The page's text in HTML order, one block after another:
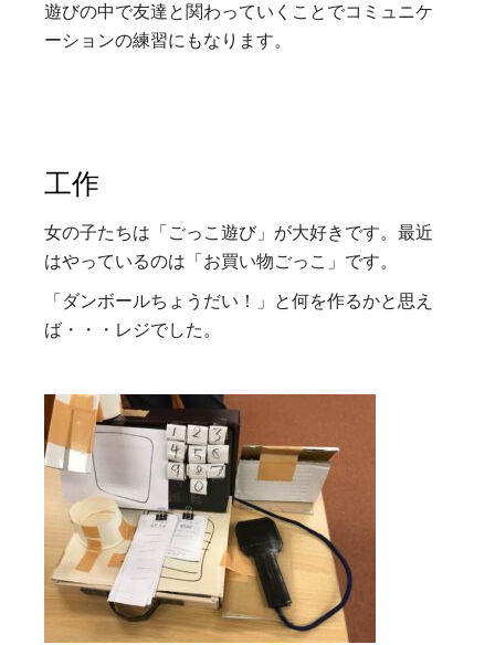
遊びの中で友達と関わっていくことでコミュニケ
ーションの練習にもなります。
工作
女の子たちは「ごっこ遊び」が大好きです。最近
はやっているのは「お買い物ごっこ」です。
「ダンボールちょうだい！」と何を作るかと思え
ば・・・レジでした。